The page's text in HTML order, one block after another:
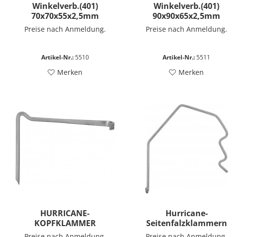
Winkelverb.(401)
70x70x55x2,5mm
Preise nach Anmeldung.
Artikel-Nr.:5510
Merken
Winkelverb.(401)
90x90x65x2,5mm
Preise nach Anmeldung.
Artikel-Nr.:5511
Merken
HURRICANE-
KOPFKLAMMER
Hurricane-
Seitenfalzklammern